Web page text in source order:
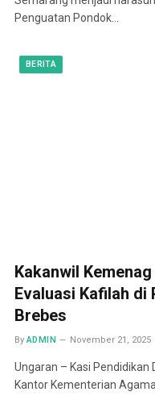
Penguatan Pondok…
BERITA
Kakanwil
Evaluasi Kafilah di
Brebes
By ADMIN November 21, 2025
Ungaran – Kasi Pendidikan
Kantor Kementerian